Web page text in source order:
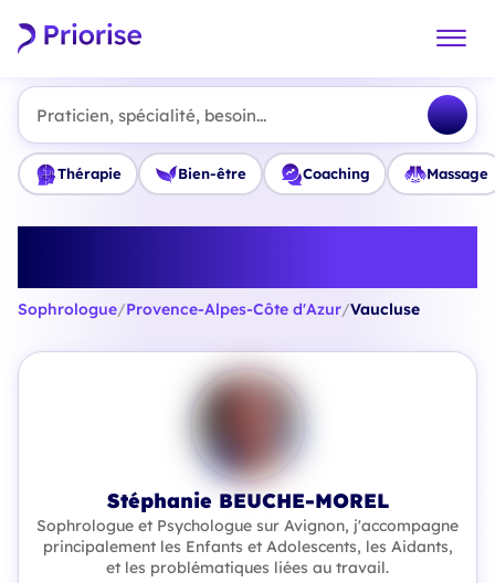
Praticien, spécialité, besoin...
Thérapie Bien-être Coaching Massage
Sophrologue/Provence-Alpes-Côte d'Azur/Vaucluse
Stéphanie BEUCHE-MOREL
Sophrologue et Psychologue sur Avignon, j'accompagne
principalement les Enfants et Adolescents, les Aidants,
et les problématiques liées au travail.